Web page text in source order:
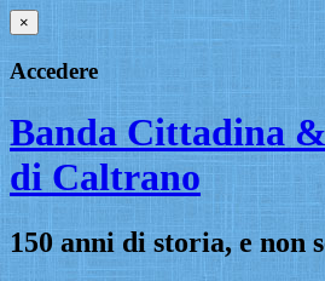
×
Accedere
Banda Cittadina
di Caltrano
150 anni di storia, e non